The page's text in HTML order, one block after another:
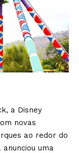
a Disney
novas
ao redor do
uma